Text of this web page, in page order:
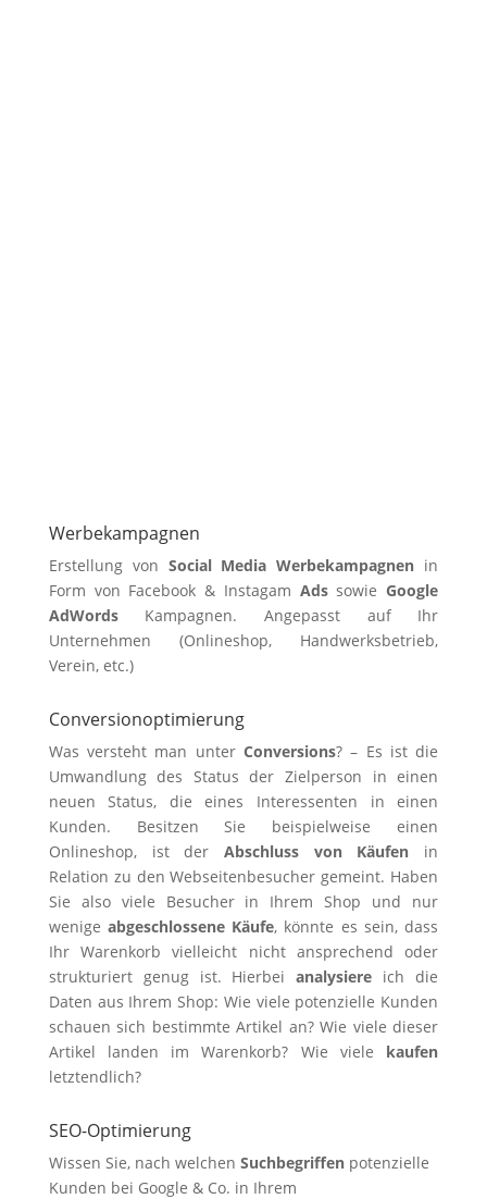
Werbekampagnen
Erstellung von Social Media Werbekampagnen in
Form von Facebook & Instagam AdssowieGoogle
AdWordsKampagnen. Angepasst auf Ihr
Unternehmen (Onlineshop, Handwerksbetrieb,
Verein, etc.)
Conversionoptimierung
Was versteht man unter Conversions? – Es ist die
Umwandlung des Status der Zielperson in einen
neuen Status, die eines Interessenten in einen
Kunden. Besitzen Sie beispielweise einen
Onlineshop, ist der Abschluss von Käufen in
Relation zu den Webseitenbesucher gemeint. Haben
Sie also viele Besucher in Ihrem Shop und nur
wenigeabgeschlossene Käufe, könnte es sein, dass
Ihr Warenkorb vielleicht nicht ansprechend oder
strukturiert genug ist. Hierbeianalysiere ich die
Daten aus Ihrem Shop: Wie viele potenzielle Kunden
schauen sich bestimmte Artikel an? Wie viele dieser
Artikel landen im Warenkorb? Wie viele kaufen
letztendlich?
SEO-Optimierung
Wissen Sie, nach welchen Suchbegriffenpotenzielle
Kunden bei Google & Co. in Ihrem